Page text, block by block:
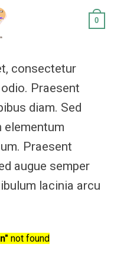
0
consectetur
Praesent
diam. Sed
elementum
Praesent
augue semper
lacinia arcu
not found